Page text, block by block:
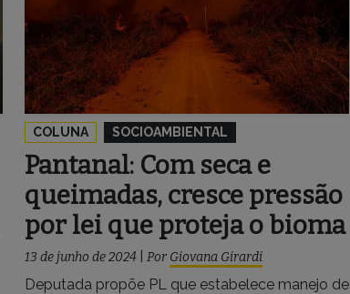
COLUNA SOCIOAMBIENTAL
Pantanal: Com seca e
queimadas, cresce pressão
por lei que proteja o bioma
13 de junho de 2024 Por Giovana Girardi
Deputada propõe PL que estabelece manejo de